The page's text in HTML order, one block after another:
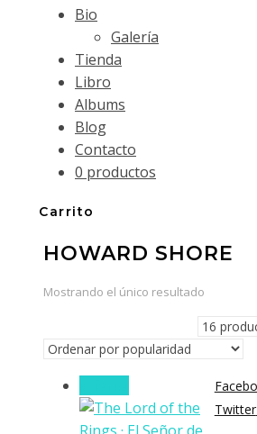
Bio
Galería
Tienda
Libro
Albums
Blog
Contacto
0 productos
Carrito
HOWARD SHORE
Mostrando el único resultado
Twitter